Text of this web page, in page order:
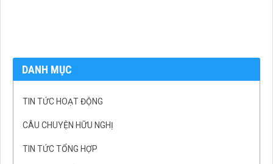
DANH MỤC
TIN TỨC HOẠT ĐỘNG
CÂU CHUYỆN HỮU NGHỊ
TIN TỨC TỔNG HỢP